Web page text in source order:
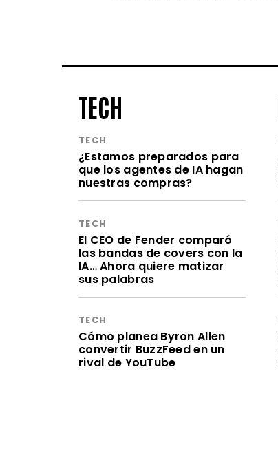
TECH
TECH
¿Estamos preparados para
que los agentes de IA hagan
nuestras compras?
TECH
El CEO de Fender comparó
las bandas de covers con la
IA… Ahora quiere matizar
sus palabras
TECH
Cómo planea Byron Allen
convertir BuzzFeed en un
rival de YouTube